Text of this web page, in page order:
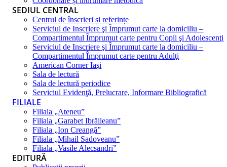
SEDIUL CENTRAL
Centrul de înscrieri și referințe
Serviciul de Inscriere şi Împrumut carte la domiciliu –
Compartimentul Împrumut carte pentru Copii şi Adolescenţi
Serviciul de Inscriere şi Împrumut carte la domiciliu –
Compartimentul Împrumut carte pentru Adulţi
American Corner Iaşi
Sala de lectură
Sala de lectură periodice
Serviciul Evidenţă, Prelucrare, Informare Bibliografică
FILIALE
Filiala „Ateneu”
Filiala „Garabet Ibrăileanu”
Filiala „Ion Creangă”
Filiala „Mihail Sadoveanu”
Filiala „Vasile Alecsandri”
EDITURĂ